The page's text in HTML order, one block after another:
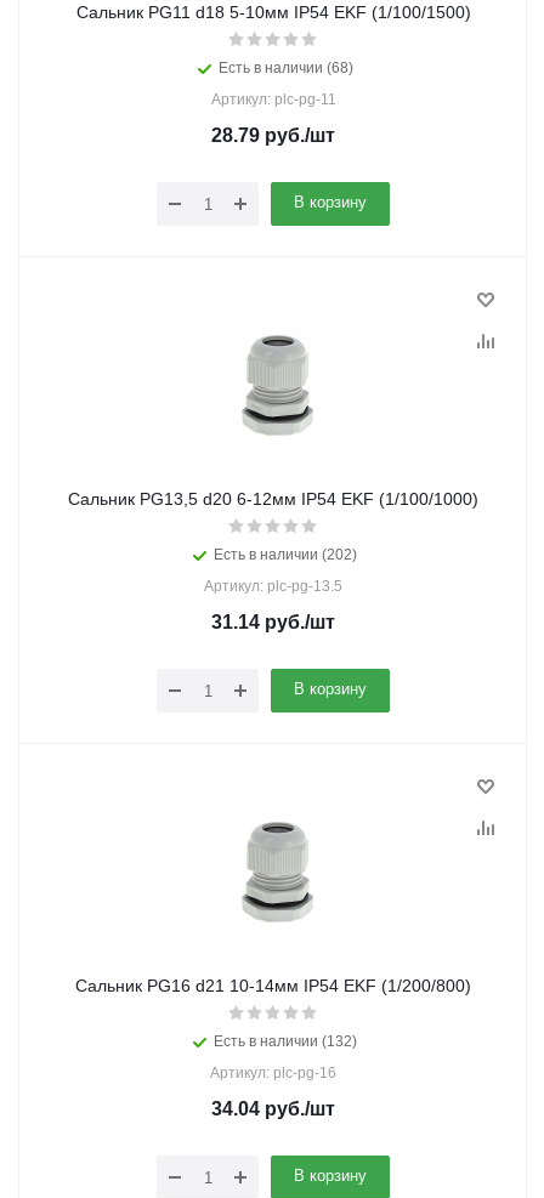
Сальник PG11 d18 5-10мм IP54 EKF (1/100/1500)
Есть в наличии (68)
Артикул: plc-pg-11
28.79 руб./шт
В корзину
Сальник PG13,5 d20 6-12мм IP54 EKF (1/100/1000)
Есть в наличии (202)
Артикул: plc-pg-13.5
31.14 руб./шт
В корзину
Сальник PG16 d21 10-14мм IP54 EKF (1/200/800)
Есть в наличии (132)
Артикул: plc-pg-16
34.04 руб./шт
В корзину